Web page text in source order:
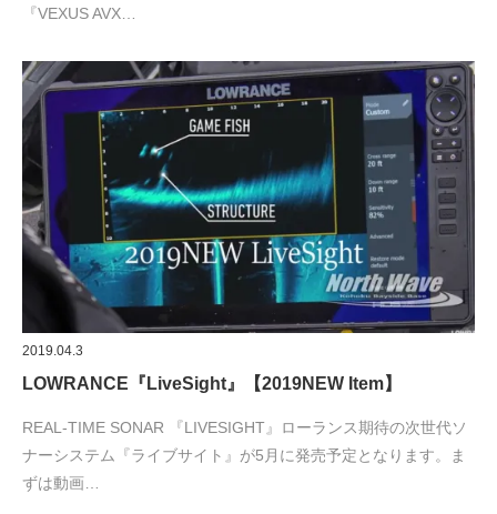
『VEXUS AVX…
2019.04.3
LOWRANCE『LiveSight』【2019NEW Item】
REAL-TIME SONAR 『LIVESIGHT』ローランス期待の次世代ソ
ナーシステム『ライブサイト』が5月に発売予定となります。ま
ずは動画…